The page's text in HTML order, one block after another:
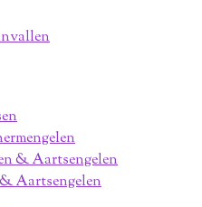
& Aartsengelen
Aartsengelen